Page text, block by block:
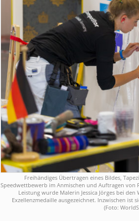
Freihändiges Übertragen eines Bildes,
Speedwettbewerb im Anmischen und Auftragen von
Leistung wurde Malerin Jessica Jörges bei
Exzellenzmedaille ausgezeichnet. Inzwischen ist
(Foto: